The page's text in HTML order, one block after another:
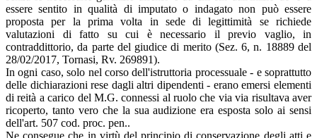
essere sentito in qualità di imputato o indagato non può essere
proposta per la prima volta in sede di legittimità se richiede
valutazioni di fatto su cui è necessario il previo vaglio, in
contraddittorio, da parte del giudice di merito (Sez. 6, n. 18889 del
28/02/2017, Tornasi, Rv. 269891).
In ogni caso, solo nel corso dell'istruttoria processuale - e soprattutto
delle dichiarazioni rese dagli altri dipendenti - erano emersi elementi
di reità a carico del M.G. connessi al ruolo che via via risultava aver
ricoperto, tanto vero che la sua audizione era esposta solo ai sensi
dell'art. 507 cod. proc. pen..
Ne consegue che in virtù del principio di conservazione degli atti e